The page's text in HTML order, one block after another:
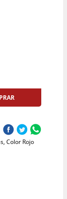
Color Rojo